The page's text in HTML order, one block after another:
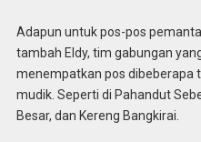
Adapun untuk pos-pos
tambah Eldy, tim gabungan
menempatkan pos dibeberapa
mudik. Seperti di Pahandut
Besar, dan Kereng Bangkirai.